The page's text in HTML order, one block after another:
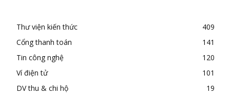
Thư viện kiến thức
409
Cổng thanh toán
141
Tin công nghệ
120
Ví điện tử
101
DV thu & chi hộ
19